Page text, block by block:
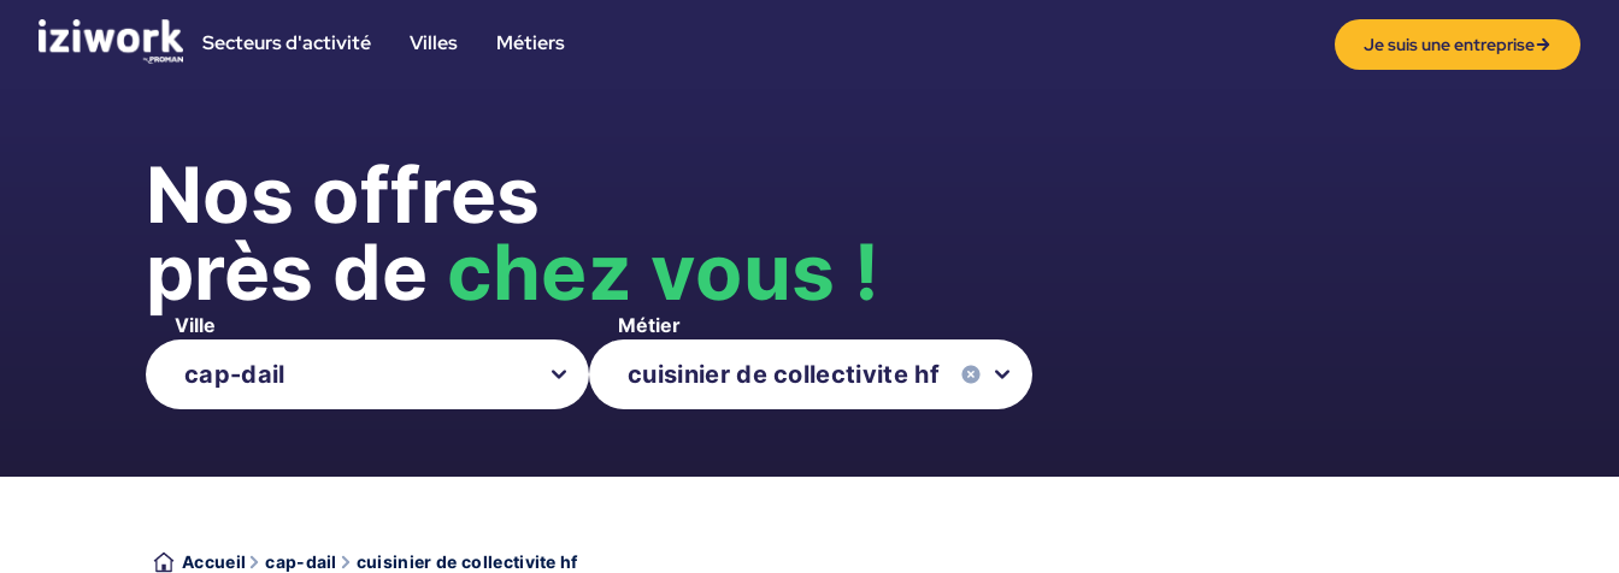
Secteurs d'activité Villes Métiers Je suis une entreprise
Nos offres
près de chez vous !
Ville Métier
Accueil cap-dail cuisinier de collectivite hf